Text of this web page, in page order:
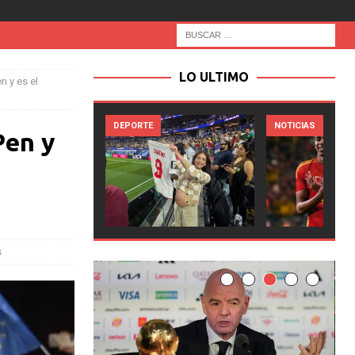
y es el
y
LO ULTIMO
NOTICIAS